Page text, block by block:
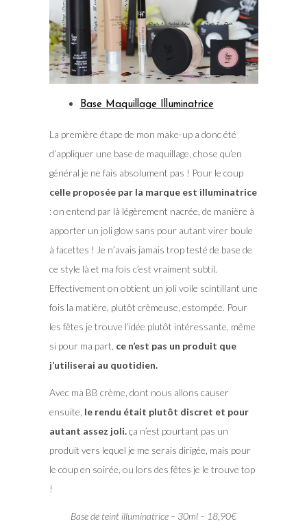
Base Maquillage Illuminatrice
La première étape de mon make-up a donc été
d’appliquer une base de maquillage, chose qu’en
général je ne fais absolument pas ! Pour le coup
celle proposée par la marque est illuminatrice
: on entend par là légèrement nacrée, de manière à
apporter un joli glow sans pour autant virer boule
à facettes ! Je n’avais jamais trop testé de base de
ce style là et ma fois c’est vraiment subtil.
Effectivement on obtient un joli voile scintillant une
fois la matière, plutôt crèmeuse, estompée. Pour
les fêtes je trouve l’idée plutôt intéressante, même
si pour ma part, ce n’est pas un produit que
j’utiliserai au quotidien.
Avec ma BB crème, dont nous allons causer
ensuite, le rendu était plutôt discret et pour
autant assez joli.ça n’est pourtant pas un
produit vers lequel je me serais dirigée, mais pour
le coup en soirée, ou lors des fêtes je le trouve top
!
Base de teint illuminatrice – 30ml – 18,90€